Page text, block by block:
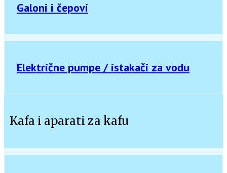
Galoni i čepovi
Električne pumpe / istakači za vodu
Kafa i aparati za kafu